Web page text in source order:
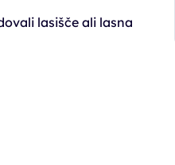
lasišče ali lasna